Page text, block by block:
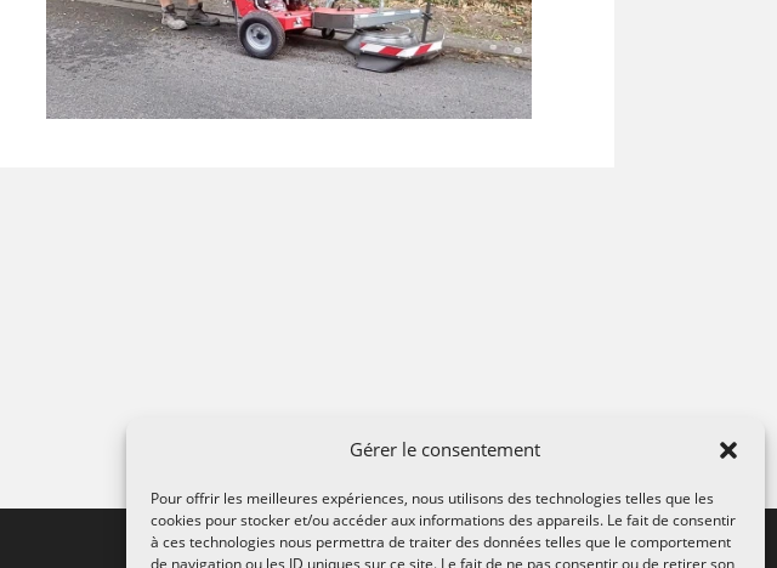
Gérer le consentement
Pour offrir les meilleures expériences, nous utilisons des technologies telles que les
cookies pour stocker et/ou accéder aux informations des appareils. Le fait de consentir
à ces technologies nous permettra de traiter des données telles que le comportement
de navigation ou les ID uniques sur ce site. Le fait de ne pas consentir ou de retirer son